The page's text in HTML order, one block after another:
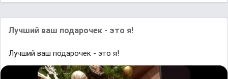
Лучший ваш подарочек - это я!
Лучший ваш подарочек - это я!